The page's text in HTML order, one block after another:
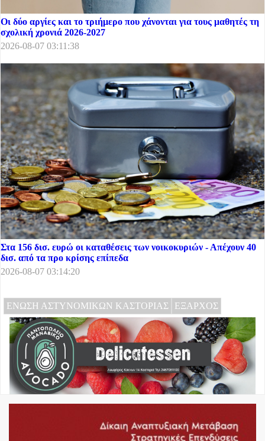
Οι δύο αργίες και το τριήμερο που χάνονται για τους μαθητές τη
σχολική χρονιά 2026-2027
2026-08-07 03:11:38
Στα 156 δισ. ευρώ οι καταθέσεις των νοικοκυριών - Απέχουν 40
δισ. από τα προ κρίσης επίπεδα
2026-08-07 03:14:20
ΕΝΩΣΗ ΑΣΤΥΝΟΜΙΚΩΝ ΚΑΣΤΟΡΙΑΣ ΕΞΑΡΧΟΣ